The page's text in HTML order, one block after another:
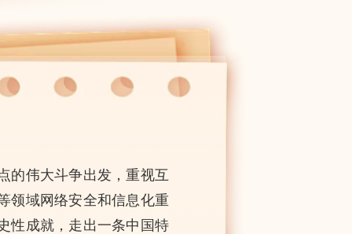
的伟大斗争出发，重视互
领域网络安全和信息化重
性成就，走出一条中国特